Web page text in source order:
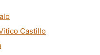
Castillo